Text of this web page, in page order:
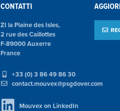
CONTATTI
ZI la Plaine des Isles,
2 rue des Caillottes
F-89000 Auxerre
France
+33 (0) 3 86 49 86 30
contact.mouvex@psgdover.com
Mouvex on LinkedIn